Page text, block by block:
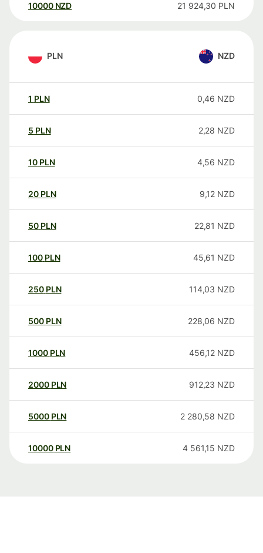
10000 NZD 21 924,30 PLN
PLN NZD
1 PLN 0,46 NZD
5 PLN 2,28 NZD
10 PLN 4,56 NZD
20 PLN 9,12 NZD
50 PLN 22,81 NZD
100 PLN 45,61 NZD
250 PLN 114,03 NZD
500 PLN 228,06 NZD
1000 PLN 456,12 NZD
2000 PLN 912,23 NZD
5000 PLN 2 280,58 NZD
10000 PLN 4 561,15 NZD